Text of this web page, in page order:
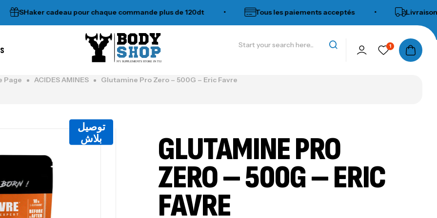
SHaker cadeau pour chaque commande plus de 120dt • Tous les paiements acceptés • Livraison
N°1 SUPPLEMENTS STORE IN TUNISIA
1
Page ACIDES AMINES Glutamine Pro Zero – 500G – Eric Favre
توصيل
بلاش
GLUTAMINE PRO
ZERO – 500G – ERIC
FAVRE